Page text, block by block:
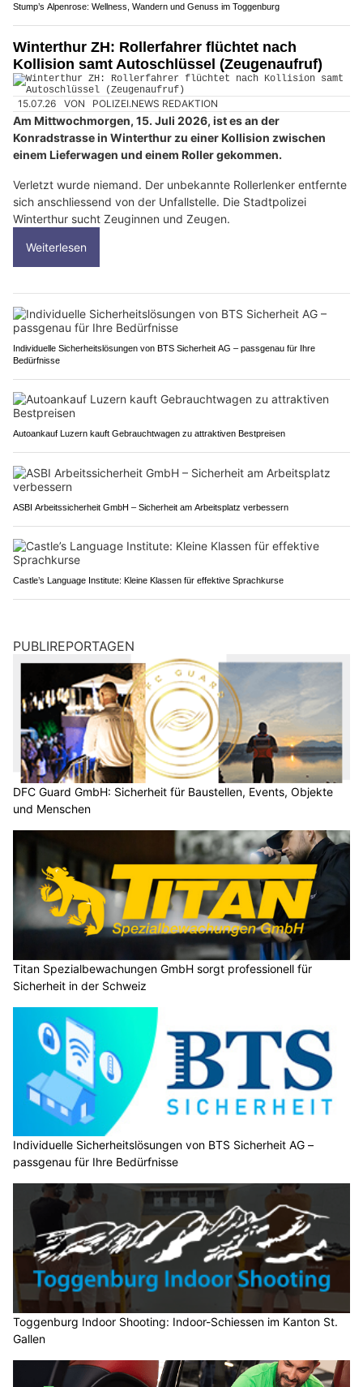
Stump’s Alpenrose: Wellness, Wandern und Genuss im Toggenburg
Winterthur ZH: Rollerfahrer flüchtet nach
Kollision samt Autoschlüssel (Zeugenaufruf)
15.07.26 VON POLIZEI.NEWS REDAKTION
Am Mittwochmorgen, 15. Juli 2026, ist es an der
Konradstrasse in Winterthur zu einer Kollision zwischen
einem Lieferwagen und einem Roller gekommen.
Verletzt wurde niemand. Der unbekannte Rollerlenker entfernte
sich anschliessend von der Unfallstelle. Die Stadtpolizei
Winterthur sucht Zeuginnen und Zeugen.
Weiterlesen
Individuelle Sicherheitslösungen von BTS Sicherheit AG – passgenau für Ihre
Bedürfnisse
Autoankauf Luzern kauft Gebrauchtwagen zu attraktiven Bestpreisen
ASBI Arbeitssicherheit GmbH – Sicherheit am Arbeitsplatz verbessern
Castle’s Language Institute: Kleine Klassen für effektive Sprachkurse
PUBLIREPORTAGEN
DFC Guard GmbH: Sicherheit für Baustellen, Events, Objekte
und Menschen
Titan Spezialbewachungen GmbH sorgt professionell für
Sicherheit in der Schweiz
Individuelle Sicherheitslösungen von BTS Sicherheit AG –
passgenau für Ihre Bedürfnisse
Toggenburg Indoor Shooting: Indoor-Schiessen im Kanton St.
Gallen